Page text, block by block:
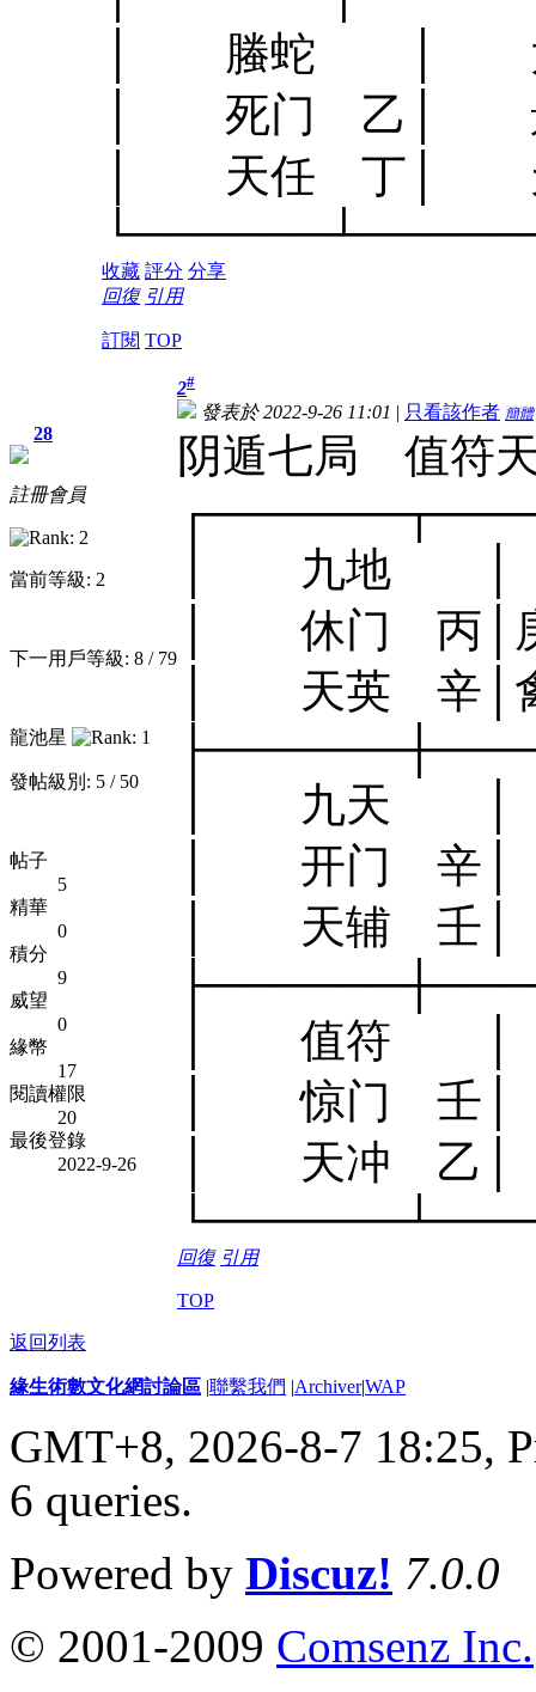
│ 螣蛇 │
│ 死门 乙│
│ 天任 丁│
收藏 評分 分享
回復 引用
訂閱 TOP
28
註冊會員
當前等級: 2
下一用戶等級: 8 / 79
龍池星
發帖級別: 5 / 50
帖子
5
精華
0
積分
9
威望
0
緣幣
17
閱讀權限
20
最後登錄
2022-9-26
2#
發表於 2022-9-26 11:01 | 只看該作者 簡體
阴遁七局 值符
│ 九地
│ 休门 丙│
│ 天英 辛│
│ 九
│ 开门
│ 天辅
│ 值符
│ 惊门 壬
│ 天冲 乙
回復 引用
TOP
返回列表
緣生術數文化網討論區 |聯繫我們 |Archiver|WAP
GMT+8, 2026-8-7 18:25,
6 queries.
Powered by Discuz! 7.0.0
© 2001-2009 Comsenz Inc.